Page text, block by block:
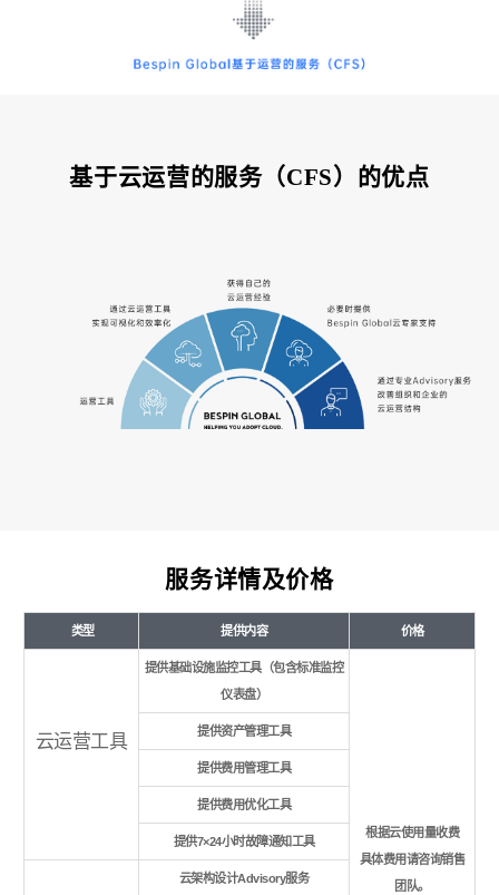
基于云运营的服务（CFS）的优点
服务详情及价格
类型 提供内容 价格
云运营工具
提供基础设施监控工具（包含标准监控
仪表盘）
根据云使用量收费
具体费用请咨询销售
团队。
提供资产管理工具
提供费用管理工具
提供费用优化工具
提供7×24小时故障通知工具
云架构设计Advisory服务